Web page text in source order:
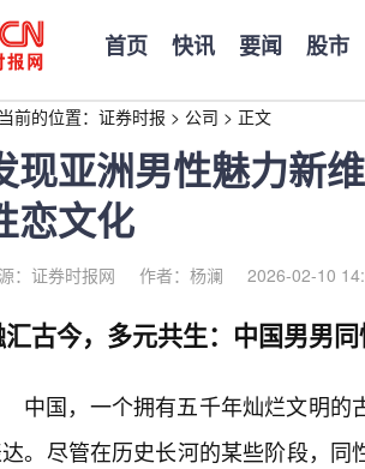
首页 快讯 要闻 股市
前的位置： 证券时报 > 公司 > 正文
现亚洲男性魅力新
恋文化
：证券时报网 作者：杨澜 2026-02-10
汇古今，多元共生：中国男男
中国，一个拥有五千年灿烂文明
。尽管在历史长河的某些阶段，